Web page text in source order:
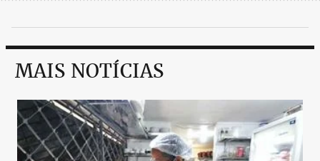
MAIS NOTÍCIAS